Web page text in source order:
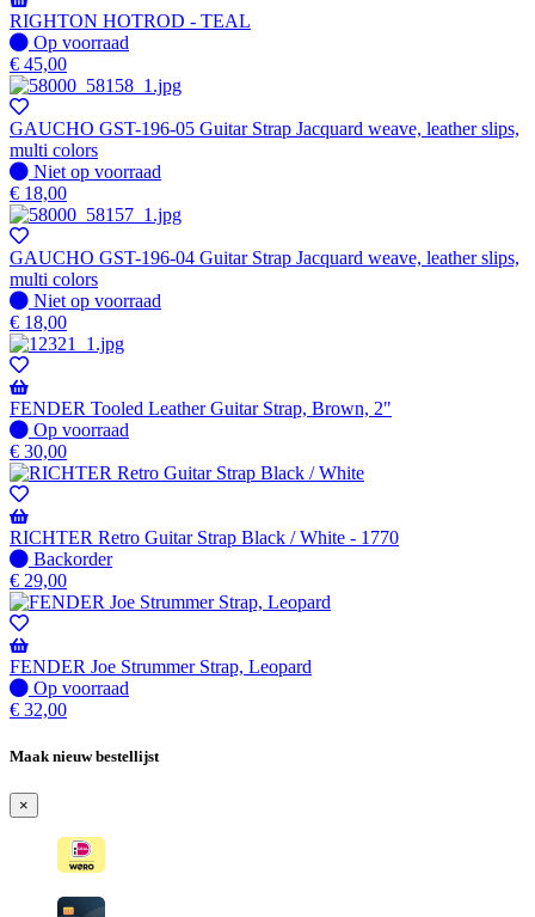
RIGHTON HOTROD - TEAL
Op
voorraad
Op voorraad
€ 45,00
GAUCHO GST-196-05 Guitar Strap Jacquard weave, leather slips,
multi colors
Niet
op
voorraad
Niet op voorraad
€ 18,00
GAUCHO GST-196-04 Guitar Strap Jacquard weave, leather slips,
multi colors
Niet
op
voorraad
Niet op voorraad
€ 18,00
FENDER Tooled Leather Guitar Strap, Brown, 2"
Op
voorraad
Op voorraad
€ 30,00
RICHTER Retro Guitar Strap Black / White - 1770
Niet
op
voorraad
-
Wordt
verzonden
wanneer
beschikbaar
Backorder
€ 29,00
FENDER Joe Strummer Strap, Leopard
Op
voorraad
Op voorraad
€ 32,00
Maak nieuw bestellijst
×